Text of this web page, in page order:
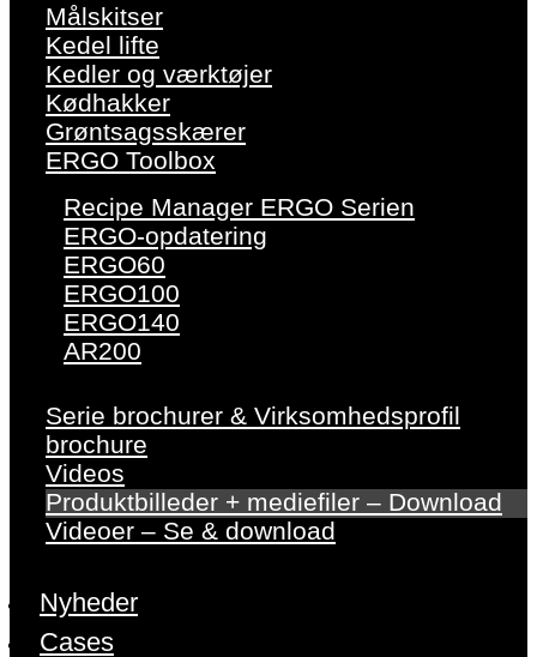
Målskitser
Kedel lifte
Kedler og værktøjer
Kødhakker
Grøntsagsskærer
ERGO Toolbox
Recipe Manager ERGO Serien
ERGO-opdatering
ERGO60
ERGO100
ERGO140
AR200
Serie brochurer & Virksomhedsprofil
brochure
Videos
Produktbilleder + mediefiler – Download
Videoer – Se & download
Nyheder
Cases